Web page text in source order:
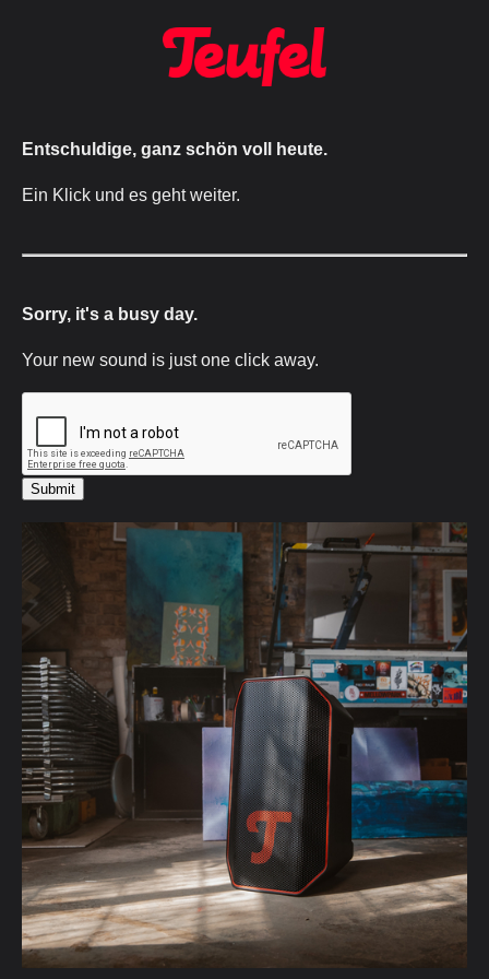
Entschuldige, ganz schön voll heute.
Ein Klick und es geht weiter.
Sorry, it's a busy day.
Your new sound is just one click away.